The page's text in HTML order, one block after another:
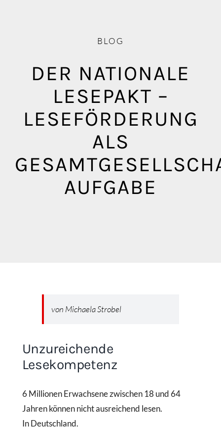
BLOG
DER NATIONALE
LESEPAKT –
LESEFÖRDERUNG
ALS
AUFGABE
von Michaela Strobel
Unzureichende
Lesekompetenz
6 Millionen Erwachsene zwischen 18 und 64
Jahren können nicht ausreichend lesen.
In Deutschland.